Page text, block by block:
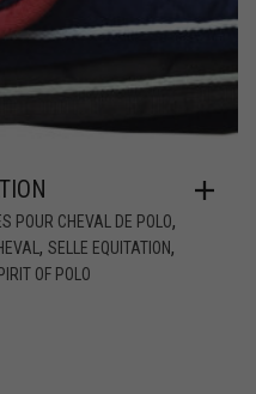
POUR CHEVAL DE POLO,
, SELLE EQUITATION,
OF POLO